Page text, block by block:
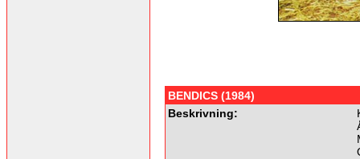
BENDICS (1984)
Beskrivning: